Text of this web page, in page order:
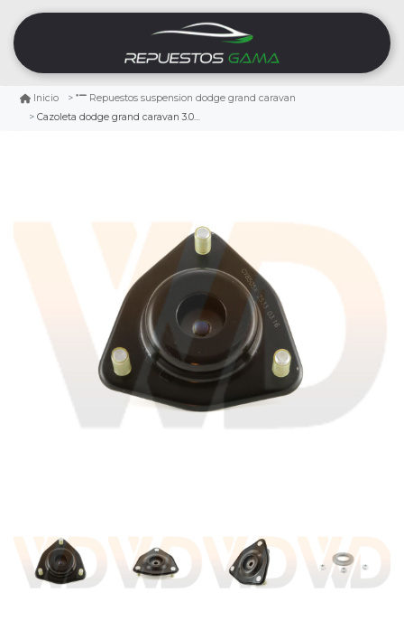
Inicio
Repuestos suspension dodge grand caravan
Cazoleta dodge grand caravan 3.0 1992/1995